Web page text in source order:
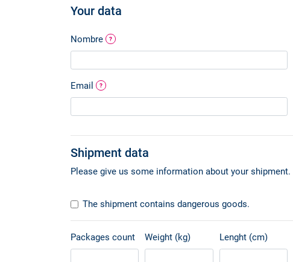
Your data
Nombre ?
Email ?
Shipment data
Please give us some information about your shipment.
The shipment contains dangerous goods.
Packages count Weight (kg) Lenght (cm)